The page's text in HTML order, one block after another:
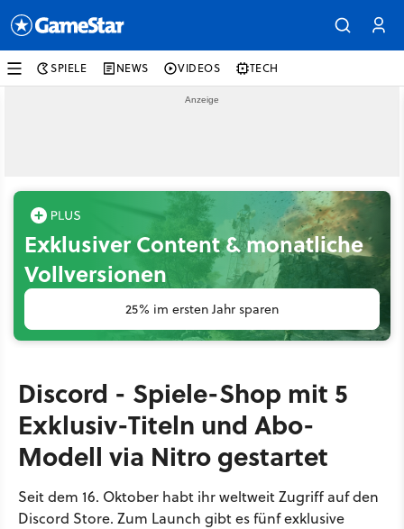
SPIELE NEWS VIDEOS TECH
Exklusiver Content & monatliche
Vollversionen
25% im ersten Jahr sparen
Discord - Spiele-Shop mit 5
Exklusiv-Titeln und Abo-
Modell via Nitro gestartet
Seit dem 16. Oktober habt ihr weltweit Zugriff auf den
Discord Store. Zum Launch gibt es fünf exklusive